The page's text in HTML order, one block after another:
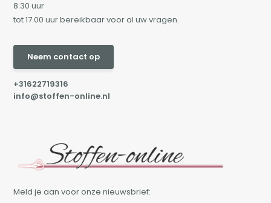
8.30 uur
tot 17.00 uur bereikbaar voor al uw vragen.
Neem contact op
+31622719316
info@stoffen-online.nl
Meld je aan voor onze nieuwsbrief: